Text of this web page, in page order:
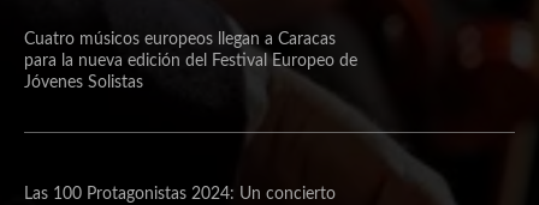
Cuatro músicos europeos llegan a Caracas
para la nueva edición del Festival Europeo de
Jóvenes Solistas
Las 100 Protagonistas 2024: Un concierto